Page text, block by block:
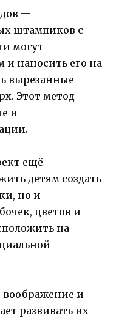
—
штампиков с
могут
наносить его на
вырезанные
Этот метод
и
ещё
детям создать
но и
цветов и
на
воображение и
развивать их